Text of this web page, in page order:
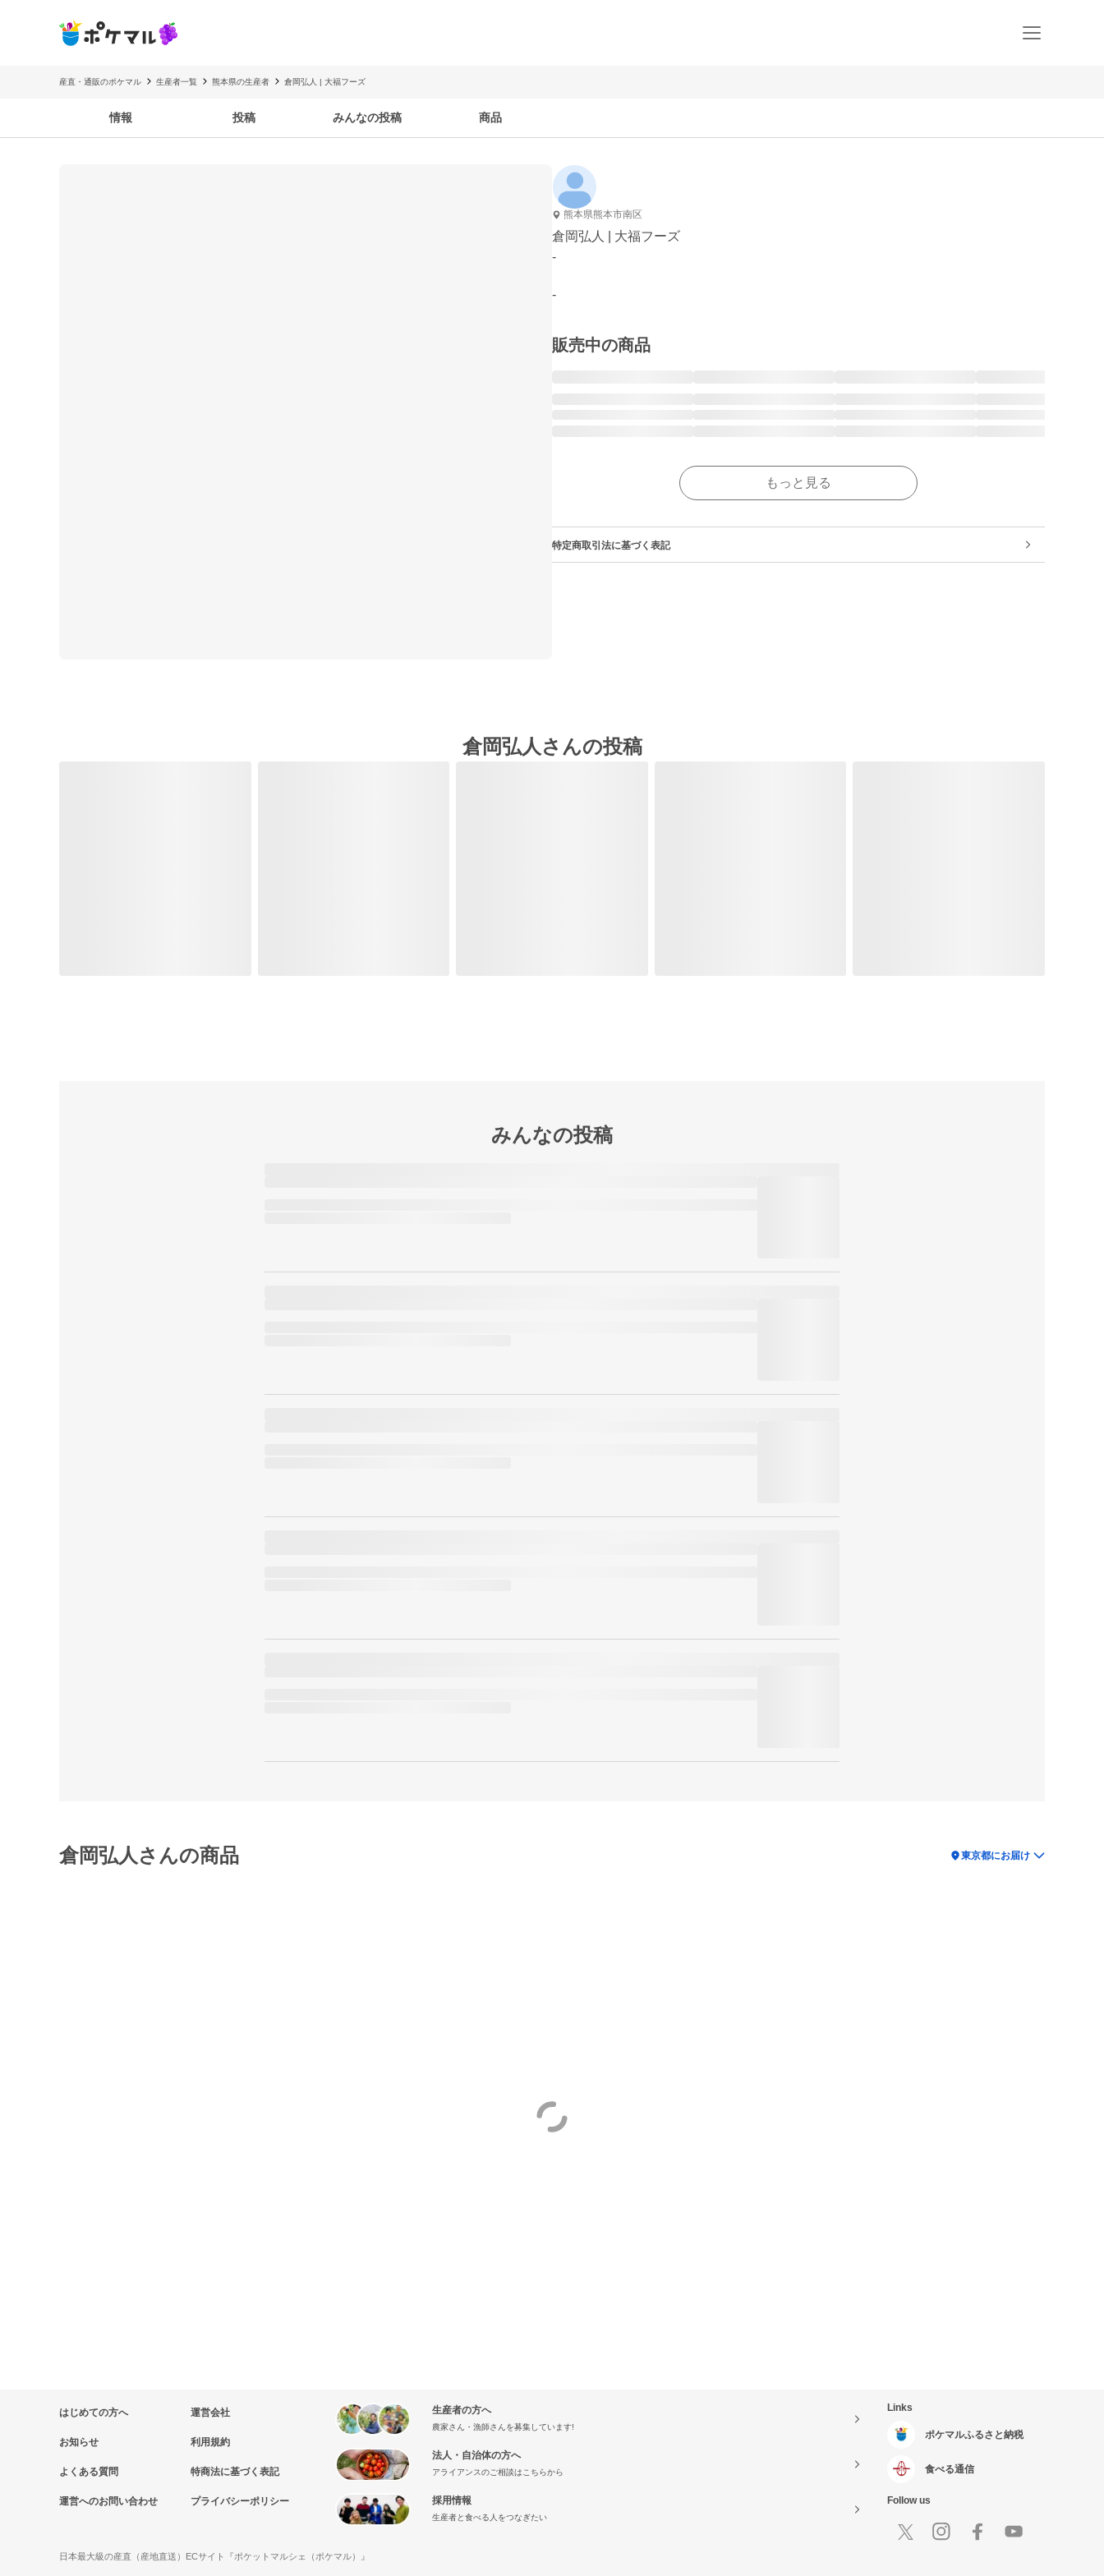
産直・通販のポケマル 生産者一覧 熊本県の生産者 倉岡弘人 | 大福フーズ
情報 投稿 みんなの投稿 商品
熊本県熊本市南区
倉岡弘人 | 大福フーズ
-
-
販売中の商品
もっと見る
特定商取引法に基づく表記
倉岡弘人さんの投稿
みんなの投稿
倉岡弘人さんの商品 location_on東京都にお届け
はじめての方へ
お知らせ
よくある質問
運営へのお問い合わせ
運営会社
利用規約
特商法に基づく表記
プライバシーポリシー
生産者の方へ
農家さん・漁師さんを募集しています!
法人・自治体の方へ
アライアンスのご相談はこちらから
採用情報
生産者と食べる人をつなぎたい
Links
ポケマルふるさと納税
食べる通信
Follow us
日本最大級の産直（産地直送）ECサイト『ポケットマルシェ（ポケマル）』